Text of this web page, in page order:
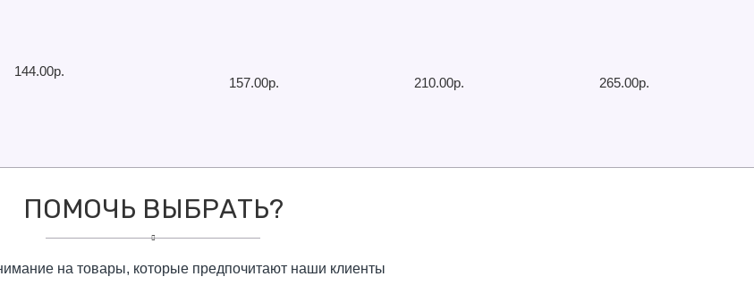
144.00р.
157.00р. 210.00р. 265.00р.
ПОМОЧЬ ВЫБРАТЬ?
на товары, которые предпочитают наши клиенты